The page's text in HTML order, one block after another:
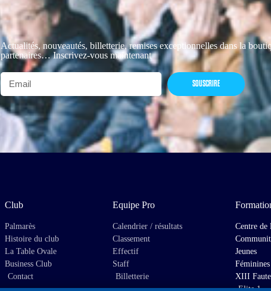
Actualités, nouveautés, billetterie, remises exceptionnelles dans la
partenaires… Inscrivez-vous maintenant
SOUSCRIRE
Club
Palmarès
Histoire du club
La Table Ovale
Business Club
Contact
Equipe Pro
Calendrier / résultats
Classement
Effectif
Staff
Billetterie
Centre de
Jeunes
Féminines
XIII
Elite 1